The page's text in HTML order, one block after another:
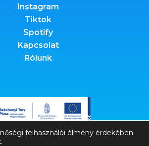
Instagram
Tiktok
Spotify
Kapcsolat
Rólunk
felhasználói élmény érdekében